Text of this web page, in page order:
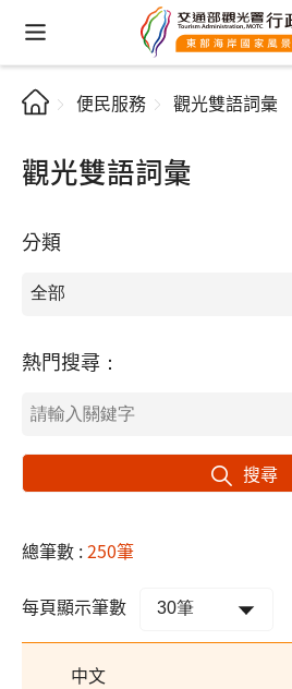
便民服務 觀光雙語詞彙
觀光雙語詞彙
分類
熱門搜尋：
搜尋
總筆數 :250筆
每頁顯示筆數
中文